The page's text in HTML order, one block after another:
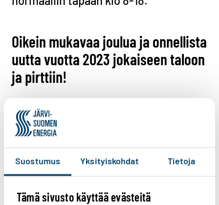
Suostumus Yksityiskohdat Tietoja
Tämä sivusto käyttää evästeitä
Oikein mukavaa joulua ja onnellista
uutta vuotta 2023 jokaiseen taloon
ja pirttiin!
Auta meitä kehittämään
verkkosivujamme. Löysitkö sisällöstä
etsimäsi tiedon?